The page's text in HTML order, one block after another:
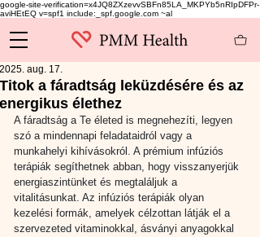
google-site-verification=x4JQ8ZXzevvSBFn85LA_MKPYb5nRIpDFPr-
aviHEtEQ v=spf1 include:_spf.google.com ~al
Titok a fáradtság leküzdésére és az
energikus élethez
2025. aug. 17.
A fáradtság a Te életed is megnehezíti, legyen
szó a mindennapi feladataidról vagy a
munkahelyi kihívásokról. A prémium infúziós
terápiák segíthetnek abban, hogy visszanyerjük
energiaszintünket és megtaláljuk a
vitalitásunkat. Az infúziós terápiák olyan
kezelési formák, amelyek célzottan látják el a
szervezeted vitaminokkal, ásványi anyagokkal